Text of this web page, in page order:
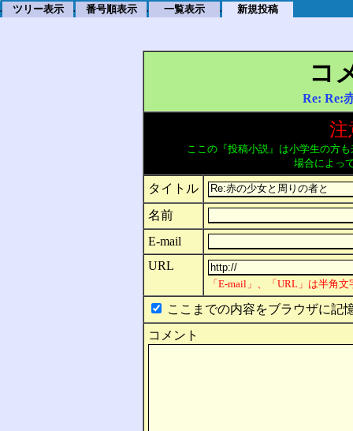
. ツリー表示 . 番号順表示 . 一覧表示 . 新規投稿
コ
Re: Re:
注
ここの『投稿小説』は小学生の方
場合によっ
タイトル
名前
E-mail
URL
「E-mail」、「URL」は半角
ここまでの内容をブラウザに記
コメント